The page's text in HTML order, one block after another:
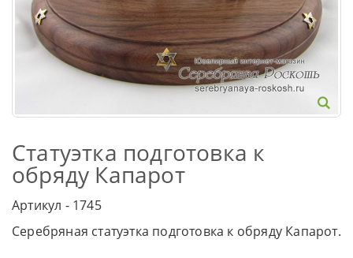
Статуэтка подготовка к
обряду Капарот
Артикул - 1745
Серебряная статуэтка подготовка к обряду Капарот.